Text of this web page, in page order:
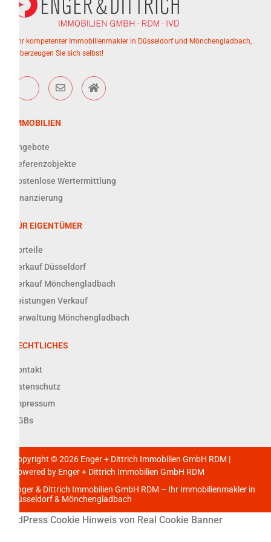
Ihr kompetenter Immobilienmakler in Düsseldorf und Mönchengladbach,
überzeugen Sie sich selbst!
IMMOBILIEN
Angebote
Referenzobjekte
Kostenlose Wertermittlung
Finanzierung
FÜR EIGENTÜMER
Vorteile
Verkauf Düsseldorf
Verkauf Mönchengladbach
Leistungen Verkauf
Verwaltung Mönchengladbach
RECHTLICHES
Kontakt
Datenschutz
Impressum
AGBs
Copyright © 2026 Enger + Dittrich Immobilien GmbH RDM |
Powered by Enger + Dittrich Immobilien GmbH RDM
Enger & Dittrich Immobilien GmbH RDM – Ihr Immobilienmakler in
Düsseldorf & Mönchengladbach
WordPress Cookie Hinweis von Real Cookie Banner